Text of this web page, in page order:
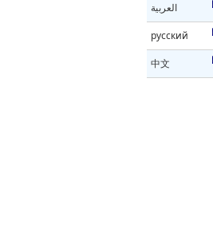
العربية
русский
中文